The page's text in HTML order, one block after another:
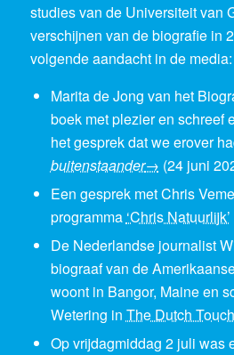
studies van de Universiteit van
verschijnen van de biografie in
volgende aandacht in de media:
Marita de Jong van het
boek met plezier en schreef
het gesprek dat we erover
buitenstaander→ (24 juni
Een gesprek met Chris
programma ‘Chris Natuurlijk’
De Nederlandse journalist
biograaf van de
woont in Bangor, Maine en
Wetering in The Dutch Touch
Op vrijdagmiddag 2 juli was